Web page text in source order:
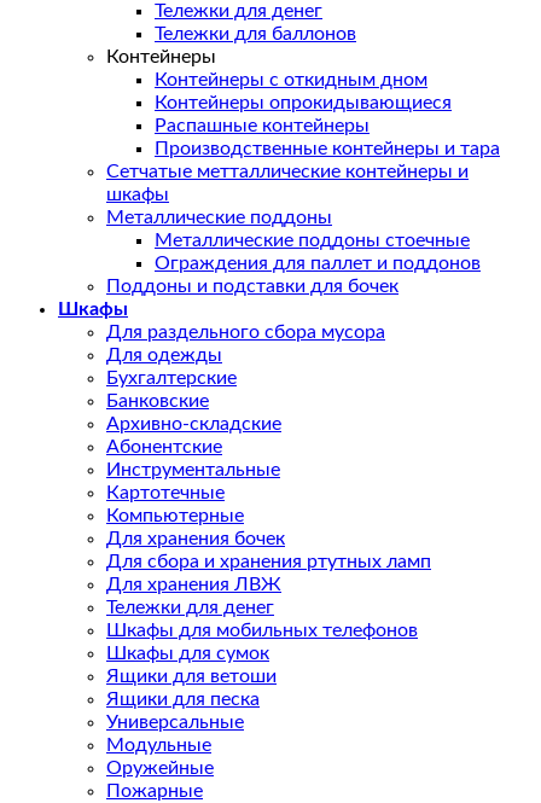
Тележки для денег
Тележки для баллонов
Контейнеры
Контейнеры с откидным дном
Контейнеры опрокидывающиеся
Распашные контейнеры
Производственные контейнеры и тара
Сетчатые метталлические контейнеры и
шкафы
Металлические поддоны
Металлические поддоны стоечные
Ограждения для паллет и поддонов
Поддоны и подставки для бочек
Шкафы
Для раздельного сбора мусора
Для одежды
Бухгалтерские
Банковские
Архивно-складские
Абонентские
Инструментальные
Картотечные
Компьютерные
Для хранения бочек
Для сбора и хранения ртутных ламп
Для хранения ЛВЖ
Тележки для денег
Шкафы для мобильных телефонов
Шкафы для сумок
Ящики для ветоши
Ящики для песка
Универсальные
Модульные
Оружейные
Пожарные